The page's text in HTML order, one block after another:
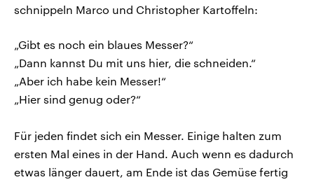
schnippeln Marco und Christopher Kartoffeln:
„Gibt es noch ein blaues Messer?“
„Dann kannst Du mit uns hier, die schneiden.“
„Aber ich habe kein Messer!“
„Hier sind genug oder?“
Für jeden findet sich ein Messer. Einige halten zum
ersten Mal eines in der Hand. Auch wenn es dadurch
etwas länger dauert, am Ende ist das Gemüse fertig